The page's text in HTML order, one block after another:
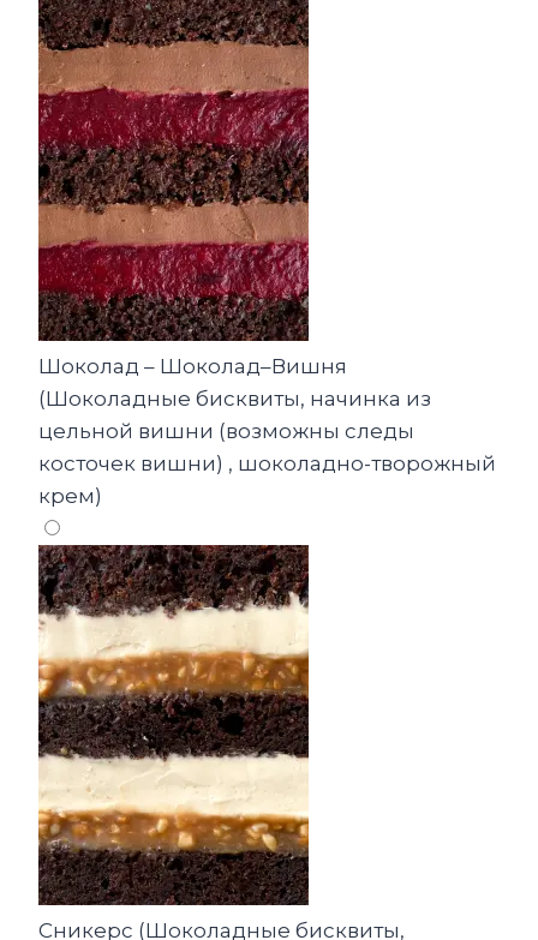
Шоколад – Шоколад–Вишня
(Шоколадные бисквиты, начинка из
цельной вишни (возможны следы
косточек вишни) , шоколадно-творожный
крем)
Сникерс (Шоколадные бисквиты,